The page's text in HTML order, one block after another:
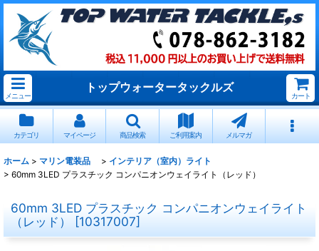
メニュー
トップウォータータックルズ
カート
カテゴリ マイページ 商品検索 ご利用案内 メルマガ
ホーム > マリン電装品 > インテリア（室内）ライト
> 60mm 3LED プラスチック コンパニオンウェイライト（レッド）
60mm 3LED プラスチック コンパニオンウェイライト
（レッド）
[10317007]